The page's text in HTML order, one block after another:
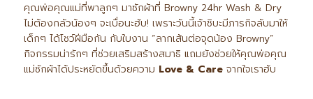
คุณพ่อคุณแม่ที่พาลูกๆ มาซักผ้าที่ Browny 24hr Wash & Dry
ไม่ต้องกลัวน้องๆ จะเบื่อนะฮับ! เพราะวันนี้เจ้าชิบะมีภารกิจลับมาให้
เด็กๆ ได้โชว์ฝีมือกัน กับใบงาน “ลากเส้นต่อจุดน้อง Browny”
กิจกรรมน่ารักๆ ที่ช่วยเสริมสร้างสมาธิ แถมยังช่วยให้คุณพ่อคุณ
แม่ซักผ้าได้ประหยัดขึ้นด้วยความ Love & Care จากใจเราฮับ